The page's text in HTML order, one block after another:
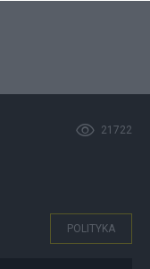
21722
POLITYKA